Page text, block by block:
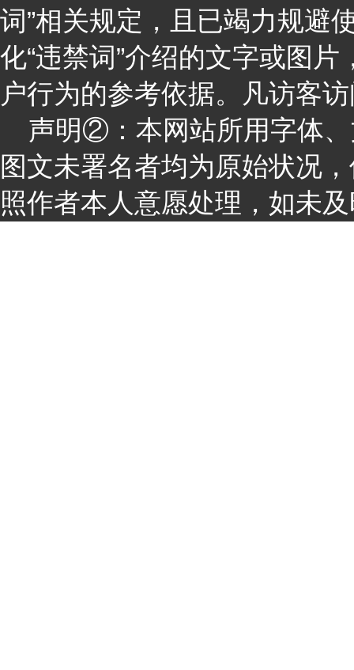
词”相关规定，且已竭力规避
化“违禁词”介绍的文字或图
户行为的参考依据。凡访客
声明②：本网站所用字体、
图文未署名者均为原始状况
照作者本人意愿处理，如未